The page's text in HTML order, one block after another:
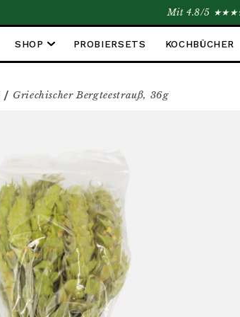
Mit 4.8/5
SHOP PROBIERSETS KOCHBÜCHER
/ Griechischer Bergteestrauß, 36g